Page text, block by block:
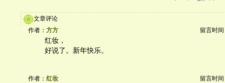
文章评论
作者： 方方 留言时间
红妆，
好说了。新年快乐。
作者： 红妆 留言时间